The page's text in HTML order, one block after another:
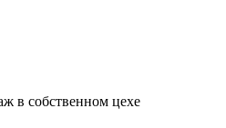
в собственном цехе